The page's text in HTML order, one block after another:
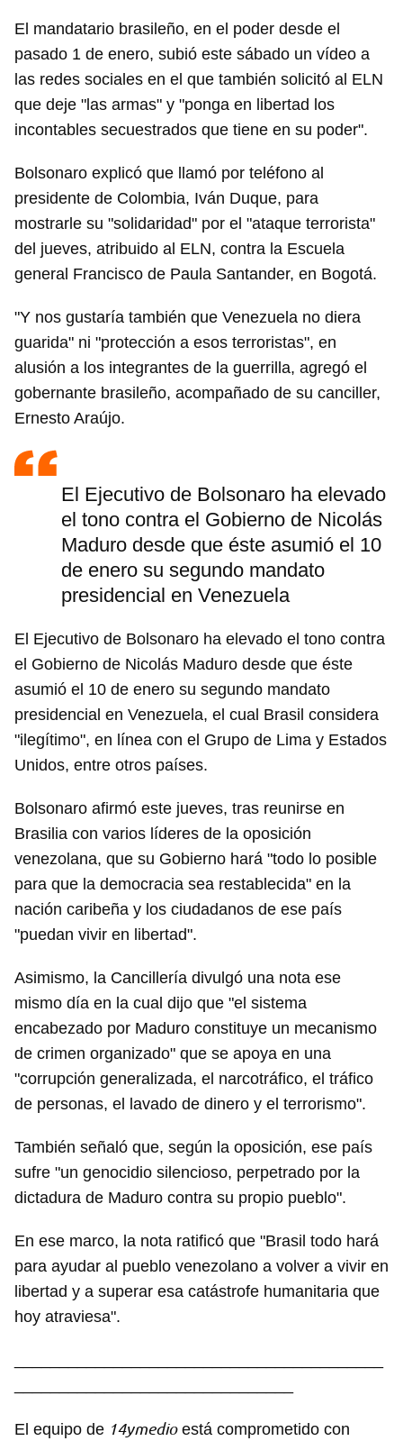
El mandatario brasileño, en el poder desde el
pasado 1 de enero, subió este sábado un vídeo a
las redes sociales en el que también solicitó al ELN
que deje "las armas" y "ponga en libertad los
incontables secuestrados que tiene en su poder".
Bolsonaro explicó que llamó por teléfono al
presidente de Colombia, Iván Duque, para
mostrarle su "solidaridad" por el "ataque terrorista"
del jueves, atribuido al ELN, contra la Escuela
general Francisco de Paula Santander, en Bogotá.
"Y nos gustaría también que Venezuela no diera
guarida" ni "protección a esos terroristas", en
alusión a los integrantes de la guerrilla, agregó el
gobernante brasileño, acompañado de su canciller,
Ernesto Araújo.
El Ejecutivo de Bolsonaro ha elevado
el tono contra el Gobierno de Nicolás
Maduro desde que éste asumió el 10
de enero su segundo mandato
presidencial en Venezuela
El Ejecutivo de Bolsonaro ha elevado el tono contra
el Gobierno de Nicolás Maduro desde que éste
asumió el 10 de enero su segundo mandato
presidencial en Venezuela, el cual Brasil considera
"ilegítimo", en línea con el Grupo de Lima y Estados
Unidos, entre otros países.
Bolsonaro afirmó este jueves, tras reunirse en
Brasilia con varios líderes de la oposición
venezolana, que su Gobierno hará "todo lo posible
para que la democracia sea restablecida" en la
nación caribeña y los ciudadanos de ese país
"puedan vivir en libertad".
Asimismo, la Cancillería divulgó una nota ese
mismo día en la cual dijo que "el sistema
encabezado por Maduro constituye un mecanismo
de crimen organizado" que se apoya en una
"corrupción generalizada, el narcotráfico, el tráfico
de personas, el lavado de dinero y el terrorismo".
También señaló que, según la oposición, ese país
sufre "un genocidio silencioso, perpetrado por la
dictadura de Maduro contra su propio pueblo".
En ese marco, la nota ratificó que "Brasil todo hará
para ayudar al pueblo venezolano a volver a vivir en
libertad y a superar esa catástrofe humanitaria que
hoy atraviesa".
El equipo de 14ymedioestá comprometido con